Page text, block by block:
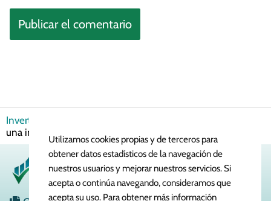
Invertir en Bolsa
una inversión pasiva en España?
Utilizamos cookies propias y de terceros para
obtener datos estadísticos de la navegación de
nuestros usuarios y mejorar nuestros servicios. Si
acepta o continúa navegando, consideramos que
acepta su uso. Para obtener más información